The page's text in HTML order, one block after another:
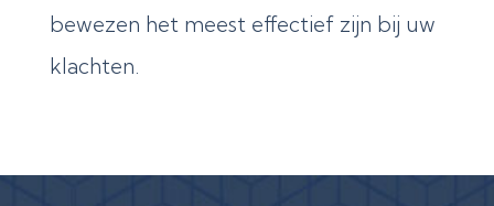
bewezen het meest effectief zijn bij uw
klachten.